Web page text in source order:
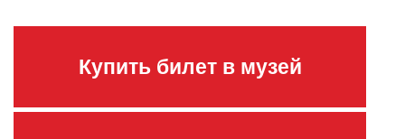
Купить билет в музей